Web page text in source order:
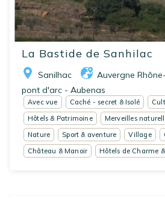
La Bastide de Sanhilac
Sanilhac Auvergne
pont d'arc - Aubenas
Avec vue Caché - secret & Isolé
Hôtels & Patrimoine
Merveilles
Nature
Sport & aventure Village
Château & Manoir
Hôtels de Charme